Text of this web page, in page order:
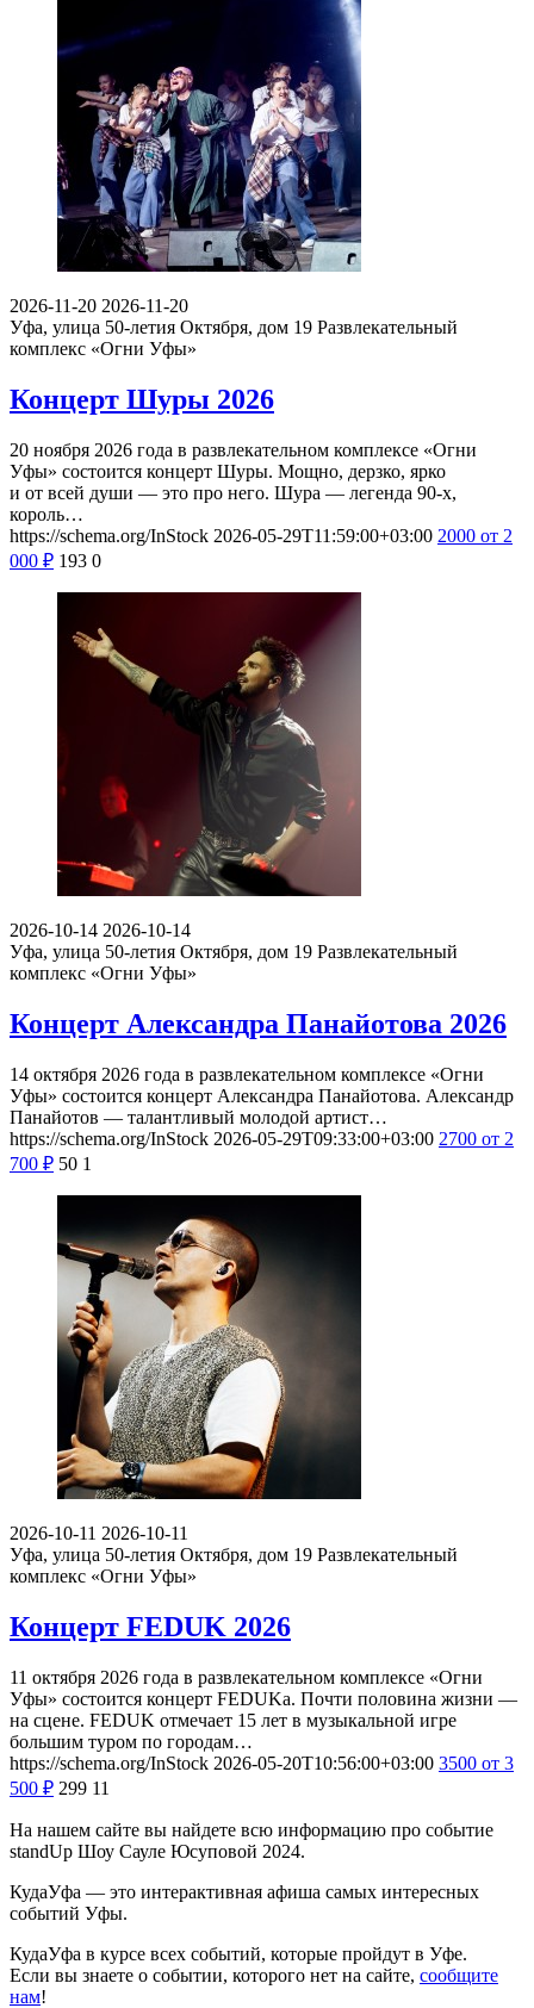
2026-11-20 2026-11-20
Уфа, улица 50-летия Октября, дом 19 Развлекательный
комплекс «Огни Уфы»
Концерт Шуры 2026
20 ноября 2026 года в развлекательном комплексе «Огни
Уфы» состоится концерт Шуры. Мощно, дерзко, ярко
и от всей души — это про него. Шура — легенда 90-х,
король…
https://schema.org/InStock 2026-05-29T11:59:00+03:00 2000 от 2
000 ₽ 193 0
2026-10-14 2026-10-14
Уфа, улица 50-летия Октября, дом 19 Развлекательный
комплекс «Огни Уфы»
Концерт Александра Панайотова 2026
14 октября 2026 года в развлекательном комплексе «Огни
Уфы» состоится концерт Александра Панайотова. Александр
Панайотов — талантливый молодой артист…
https://schema.org/InStock 2026-05-29T09:33:00+03:00 2700 от 2
700 ₽ 50 1
2026-10-11 2026-10-11
Уфа, улица 50-летия Октября, дом 19 Развлекательный
комплекс «Огни Уфы»
Концерт FEDUK 2026
11 октября 2026 года в развлекательном комплексе «Огни
Уфы» состоится концерт FEDUKа. Почти половина жизни —
на сцене. FEDUK отмечает 15 лет в музыкальной игре
большим туром по городам…
https://schema.org/InStock 2026-05-20T10:56:00+03:00 3500 от 3
500 ₽ 299 11
На нашем сайте вы найдете всю информацию про событие
standUp Шоу Сауле Юсуповой 2024.
КудаУфа — это интерактивная афиша самых интересных
событий Уфы.
КудаУфа в курсе всех событий, которые пройдут в Уфе.
Если вы знаете о событии, которого нет на сайте, сообщите
нам!